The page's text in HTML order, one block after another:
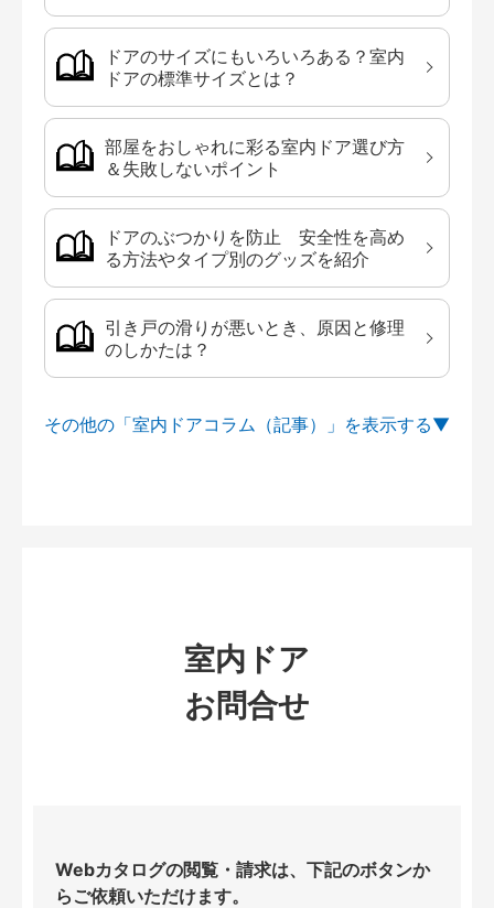
ドアのサイズにもいろいろある？室内
ドアの標準サイズとは？
部屋をおしゃれに彩る室内ドア選び方
＆失敗しないポイント
ドアのぶつかりを防止 安全性を高め
る方法やタイプ別のグッズを紹介
引き戸の滑りが悪いとき、原因と修理
のしかたは？
その他の「室内ドアコラム（記事）」を
室内ドア
お問合せ
Webカタログの閲覧・請求は、下記のボタンか
らご依頼いただけます。